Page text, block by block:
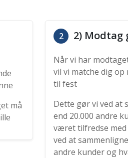
må
2 2)
Når vi har
vil vi matche dig op
til fest
Dette gør vi ved at
end 20.000 andre
været tilfredse
ved at
andre kunder og